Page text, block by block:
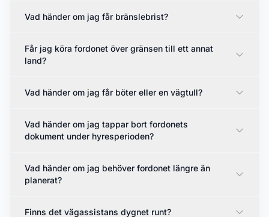
Vad händer om jag får bränslebrist?
Får jag köra fordonet över gränsen till ett annat
land?
Vad händer om jag får böter eller en vägtull?
Vad händer om jag tappar bort fordonets
dokument under hyresperioden?
Vad händer om jag behöver fordonet längre än
planerat?
Finns det vägassistans dygnet runt?